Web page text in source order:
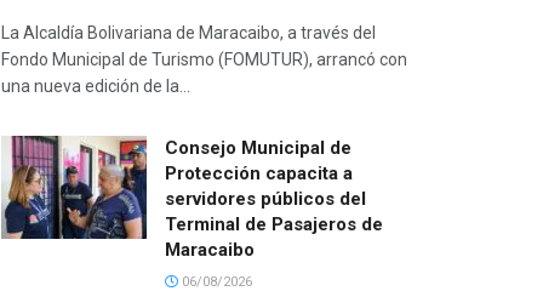
La Alcaldía Bolivariana de Maracaibo, a través del
Fondo Municipal de Turismo (FOMUTUR), arrancó con
una nueva edición de la...
Consejo Municipal de
Protección capacita a
servidores públicos del
Terminal de Pasajeros de
Maracaibo
06/08/2026